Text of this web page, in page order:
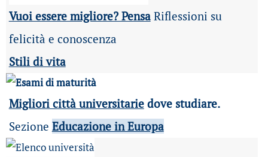
Vuoi essere migliore? PensaRiflessioni su
felicità e conoscenza
Stili di vita
Migliori città universitariedove studiare.
Sezione Educazione in Europa